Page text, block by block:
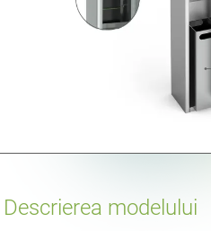
Descrierea modelului